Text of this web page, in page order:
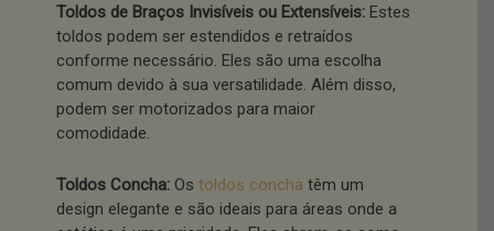
Toldos de Braços Invisíveis ou Extensíveis: Estes
toldos podem ser estendidos e retraídos
conforme necessário. Eles são uma escolha
comum devido à sua versatilidade. Além disso,
podem ser motorizados para maior
comodidade.
Toldos Concha: Os toldos concha têm um
design elegante e são ideais para áreas onde a